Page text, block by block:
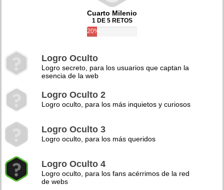
Cuarto Milenio
1 DE 5 RETOS
20%
Logro Oculto
Logro secreto, para los usuarios que captan la
esencia de la web
Logro Oculto 2
Logro oculto, para los más inquietos y curiosos
Logro Oculto 3
Logro oculto, para los más queridos
Logro Oculto 4
Logro oculto, para los fans acérrimos de la red
de webs